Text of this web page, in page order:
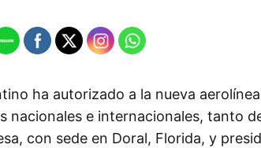
ha autorizado a la nueva
nacionales e internacionales, tanto
con sede en Doral, Florida, y